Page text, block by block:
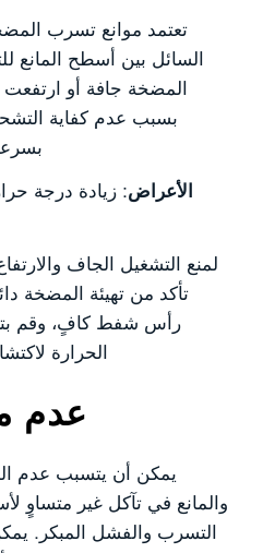
تعتمد موانع تسرب
السائل بين أسطح المانع
المضخة جافة أو
بسبب عدم كفاية
الأعراض: زيادة درجة
لمنع التشغيل الجاف
تأكد من تهيئة المضخة
رأس شفط كافٍ، وقم
الحرارة
عدم
يمكن أن يتسبب عدم
والمانع في تآكل غير متساوٍ
التسرب والفشل المبكر.